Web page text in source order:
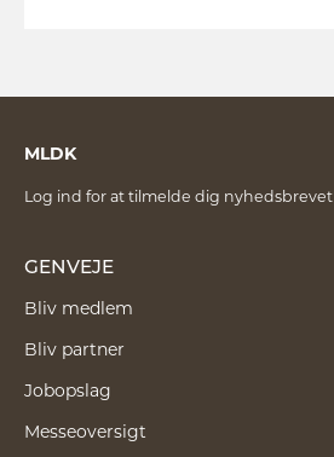
MLDK
Log ind for at tilmelde dig nyhedsbrevet
GENVEJE
Bliv medlem
Bliv partner
Jobopslag
Messeoversigt